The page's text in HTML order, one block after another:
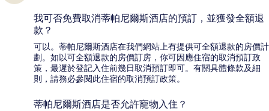
我可否免費取消蒂帕尼爾斯酒店的預訂，並獲發全額退
款？
可以。蒂帕尼爾斯酒店在我們網站上有提供可全額退款的房價計
劃。如以可全額退款的房價訂房，你可因應住宿的取消預訂政
策，最遲於登記入住前幾日取消預訂即可。有關具體條款及細
則，請務必參閱此住宿的取消預訂政策。
蒂帕尼爾斯酒店是否允許寵物入住？